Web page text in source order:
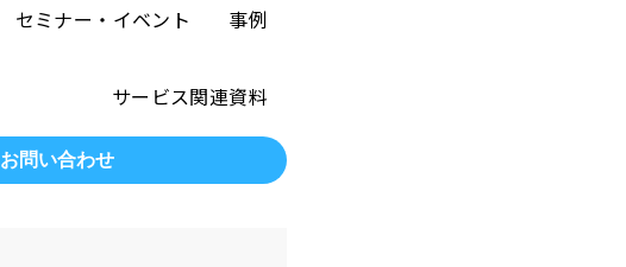
セミナー・イベント 事例
サービス関連資料
お問い合わせ